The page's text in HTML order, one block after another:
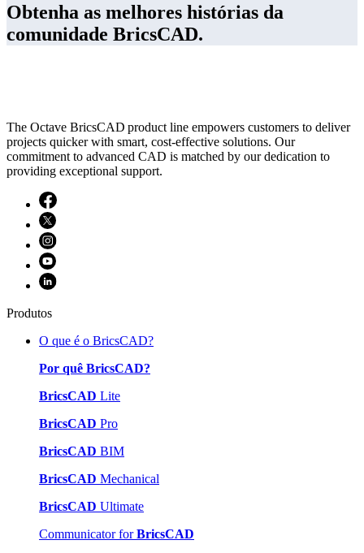
Obtenha as melhores histórias da
comunidade BricsCAD.
The Octave BricsCAD product line empowers customers to deliver
projects quicker with smart, cost-effective solutions. Our
commitment to advanced CAD is matched by our dedication to
providing exceptional support.
Produtos
O que é o BricsCAD?
Por quê BricsCAD?
BricsCAD Lite
BricsCAD Pro
BricsCAD BIM
BricsCAD Mechanical
BricsCAD Ultimate
Communicator forBricsCAD